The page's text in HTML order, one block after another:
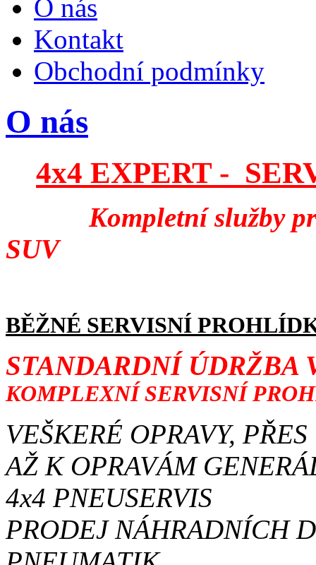
O nás
Kontakt
Obchodní podmínky
O nás
4x4 EXPERT -
Kompletní služby
SUV
BĚŽNÉ SERVISNÍ
STANDARDNÍ ÚDRŽBA
KOMPLEXNÍ SERVISNÍ
VEŠKERÉ OPRAVY,
AŽ K OPRAVÁM
4x4 PNEUSERVIS
PRODEJ NÁHRADNÍCH